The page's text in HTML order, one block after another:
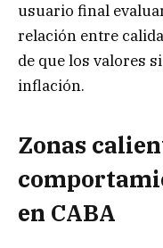
usuario final
relación entre
de que los valores
inflación.
Zonas
en CABA